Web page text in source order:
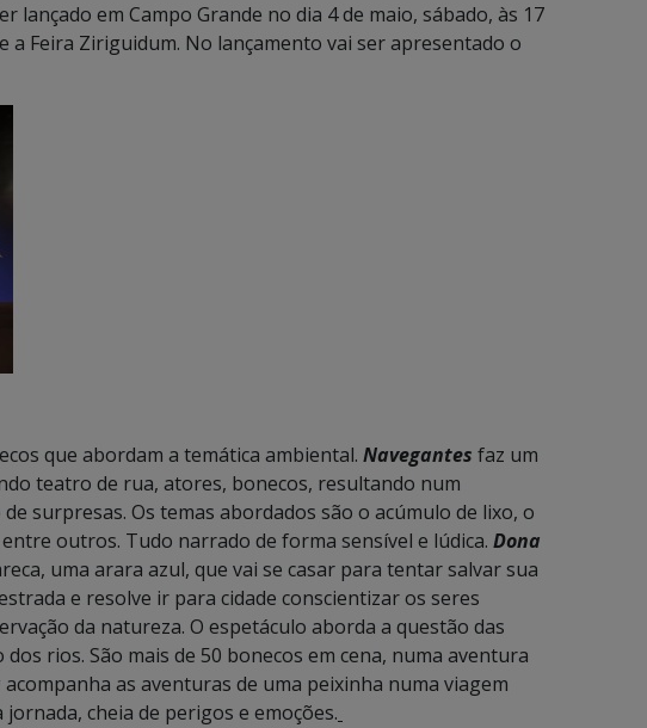
lançado em Campo Grande no dia 4 de maio, sábado, às 17
a Feira Ziriguidum. No lançamento vai ser apresentado o
que abordam a temática ambiental. Navegantes faz um
teatro de rua, atores, bonecos, resultando num
surpresas. Os temas abordados são o acúmulo de lixo, o
outros. Tudo narrado de forma sensível e lúdica. Dona
uma arara azul, que vai se casar para tentar salvar sua
e resolve ir para cidade conscientizar os seres
da natureza. O espetáculo aborda a questão das
rios. São mais de 50 bonecos em cena, numa aventura
acompanha as aventuras de uma peixinha numa viagem
cheia de perigos e emoções.